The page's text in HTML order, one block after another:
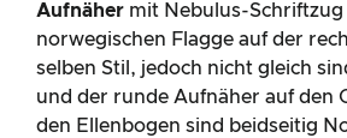
Aufnäher mit Nebulus-Schriftzug
norwegischen Flagge auf der
selben Stil, jedoch nicht gleich
und der runde Aufnäher auf den
den Ellenbogen sind beidseitig